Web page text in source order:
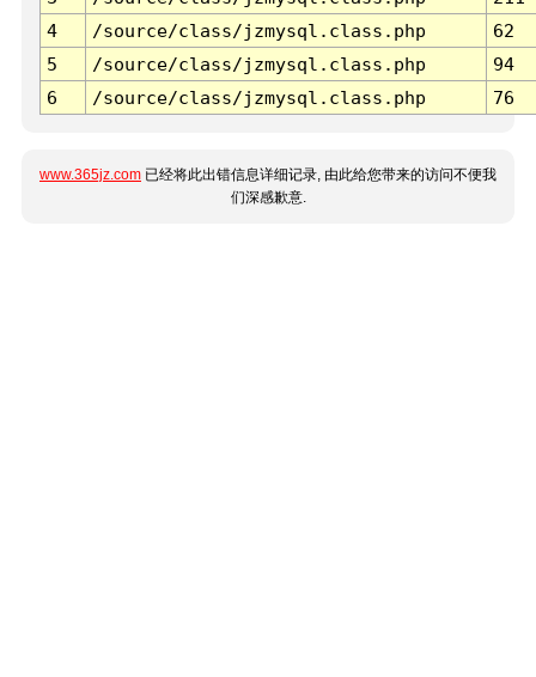
4
/source/class/jzmysql.class.php
62
5
/source/class/jzmysql.class.php
94
6
/source/class/jzmysql.class.php 76
www.365jz.com 已经将此出错信息详细记录, 由此给您带来的访问不便我
们深感歉意.